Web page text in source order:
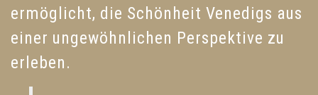
ermöglicht, die Schönheit Venedigs aus
einer ungewöhnlichen Perspektive zu
erleben.